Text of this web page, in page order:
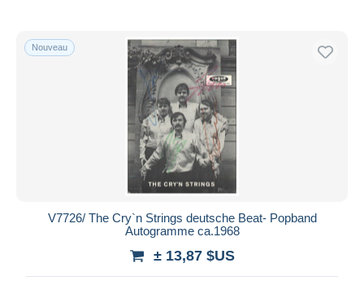
Nouveau
V7726/ The Cry`n Strings deutsche Beat- Popband
Autogramme ca.1968
± 13,87 $US